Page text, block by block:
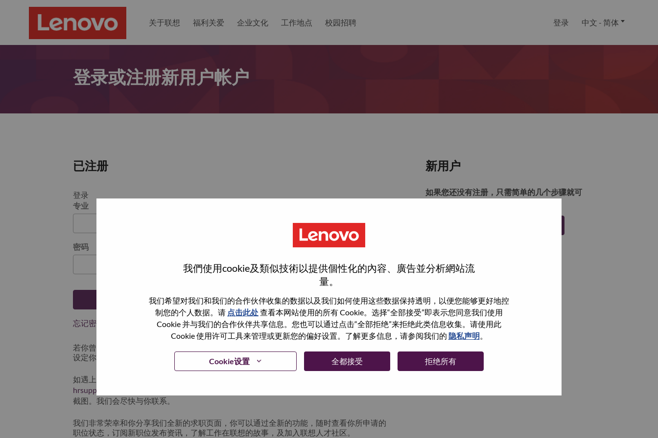
我們使用cookie及類似技術以提供個性化的內容、廣告並分析網站流
量。
我们希望对我们和我们的合作伙伴收集的数据以及我们如何使用这些数据保持透明，以便您能够更好地控
制您的个人数据。请 点击此处查看本网站使用的所有 Cookie。选择“全部接受”即表示您同意我们使用
Cookie 并与我们的合作伙伴共享信息。您也可以通过点击“全部拒绝”来拒绝此类信息收集。请使用此
Cookie 使用许可工具来管理或更新您的偏好设置。了解更多信息，请参阅我们的 隐私声明。
Cookie设置 全都接受 拒绝所有
关于联想 福利关爱 企业文化 工作地点 校园招聘 登录 中文 - 简体
登录或注册新用户帐户
已注册
登录
专业
密码
登陆
忘记密码了？
若你曾近期申请过我们的职位，你的电子邮箱将留存于系统中；你可以选择“忘记密码”重新
设定你的登入资料。
如遇上登录问题或无法注册为新用户时，请联系我们的人力资源团队
hrsupport@lenovo.com
截图。我们会尽快与你联系。
我们非常荣幸和你分享我们全新的求职页面，你可以通过全新的功能，随时查看你所申请的
职位状态，订阅新职位发布资讯，了解工作在联想的故事，及加入联想人才社区。
新用户
如果您还没有注册，只需简单的几个步骤就可